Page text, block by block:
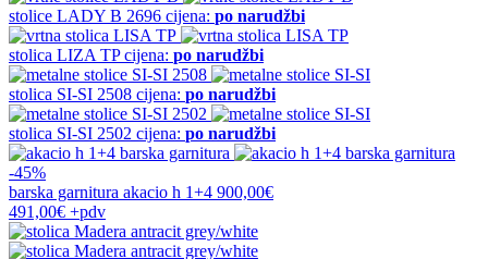
stolice LADY B 2696 cijena: po narudžbi
stolica LIZA TP cijena: po narudžbi
stolica SI-SI 2508 cijena: po narudžbi
stolica SI-SI 2502 cijena: po narudžbi
-45%
barska garnitura akacio h 1+4 900,00€
491,00€ +pdv